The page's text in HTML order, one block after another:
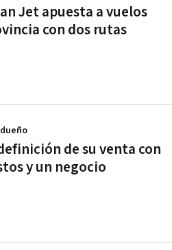
Jet apuesta a vuelos
con dos rutas
de su venta con
y un negocio